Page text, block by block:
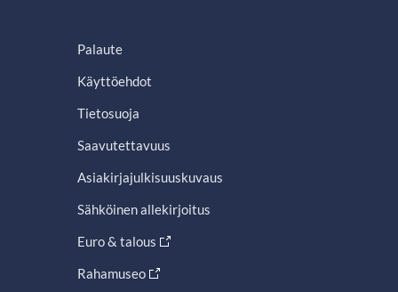
Palaute
Käyttöehdot
Tietosuoja
Saavutettavuus
Asiakirjajulkisuuskuvaus
Sähköinen allekirjoitus
Euro & talous
Rahamuseo